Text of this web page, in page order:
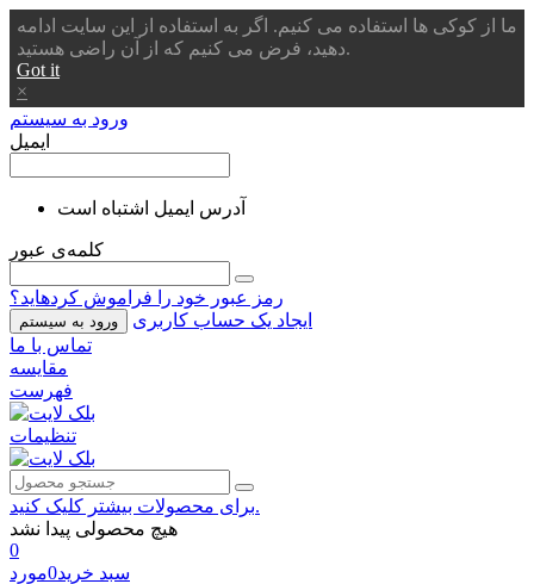
ما از کوکی ها استفاده می کنیم. اگر به استفاده از این سایت ادامه
دهید، فرض می کنیم که از آن راضی هستید.
Got it
×
ورود به سیستم
ایمیل
آدرس ایمیل اشتباه است
کلمه‌ی عبور
رمز عبور خود را فراموش کردهاید؟
ورود به سیستم
ایجاد یک حساب کاربری
تماس با ما
مقایسه
فهرست
تنظیمات
برای محصولات بیشتر کلیک کنید.
هیچ محصولی پیدا نشد
0
سبد خرید0مورد